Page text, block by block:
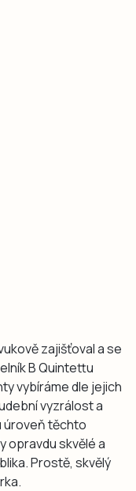
zajišťoval a se
B Quintettu
vybíráme dle jejich
vyzrálost a
úroveň těchto
opravdu skvělé a
Prostě, skvělý